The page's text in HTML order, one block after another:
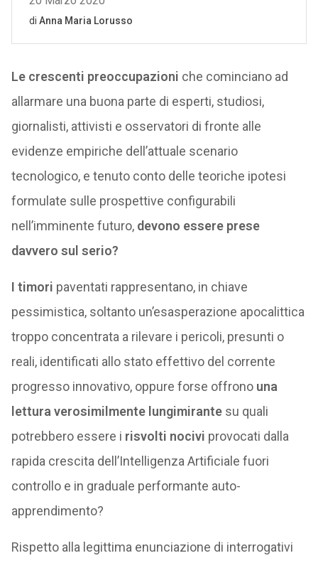
Le crescenti preoccupazioni che cominciano ad
allarmare una buona parte di esperti, studiosi,
giornalisti, attivisti e osservatori di fronte alle
evidenze empiriche dell’attuale scenario
tecnologico, e tenuto conto delle teoriche ipotesi
formulate sulle prospettive configurabili
nell’imminente futuro, devono essere prese
davvero sul serio?
I timori paventati rappresentano, in chiave
pessimistica, soltanto un’esasperazione apocalittica
troppo concentrata a rilevare i pericoli, presunti o
reali, identificati allo stato effettivo del corrente
progresso innovativo, oppure forse offronouna
lettura verosimilmente lungimirantesu quali
potrebbero essere i risvolti nocivi provocati dalla
rapida crescita dell’Intelligenza Artificiale fuori
controllo e in graduale performante auto-
apprendimento?
Rispetto alla legittima enunciazione di interrogativi